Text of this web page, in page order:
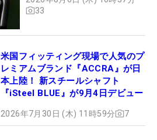
33
米国フィッティング現場で人気のプ
レミアムブランド『ACCRA』が日
本上陸！ 新スチールシャフト
『iSteel BLUE』が9月4日デビュー
2026年7月30日 (木) 11時59分 7